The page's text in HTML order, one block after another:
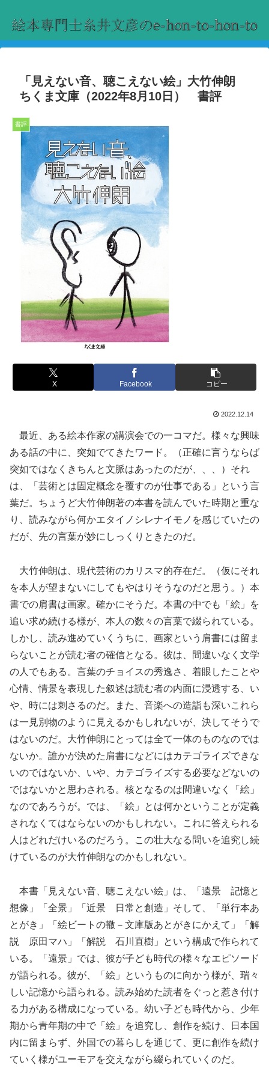
「見えない音、聴こえない絵」大竹伸朗
ちくま文庫（2022年8月10日） 書評
書評
X Facebook コピー
2022.12.14
最近、ある絵本作家の講演会での一コマだ。様々な興味
ある話の中に、突如でてきたワード。（正確に言うならば
突如ではなくきちんと文脈はあったのだが、、、）それ
は、「芸術とは固定概念を覆すのが仕事である」という言
葉だ。ちょうど大竹伸朗著の本書を読んでいた時期と重な
り、読みながら何かエタイノシレナイモノを感じていたの
だが、先の言葉が妙にしっくりときたのだ。
大竹伸朗は、現代芸術のカリスマ的存在だ。（仮にそれ
を本人が望まないにしてもやはりそうなのだと思う。）本
書での肩書は画家。確かにそうだ。本書の中でも「絵」を
追い求め続ける様が、本人の数々の言葉で綴られている。
しかし、読み進めていくうちに、画家という肩書には留ま
らないことが読む者の確信となる。彼は、間違いなく文学
の人でもある。言葉のチョイスの秀逸さ、着眼したことや
心情、情景を表現した叙述は読む者の内面に浸透する、い
や、時には刺さるのだ。また、音楽への造詣も深いこれら
は一見別物のように見えるかもしれないが、決してそうで
はないのだ。大竹伸朗にとっては全て一体のものなのでは
ないか。誰かが決めた肩書になどにはカテゴライズできな
いのではないか、いや、カテゴライズする必要などないの
ではないかと思わされる。核となるのは間違いなく「絵」
なのであろうが。では、「絵」とは何かということが定義
されなくてはならないのかもしれない。これに答えられる
人はどれだけいるのだろう。この壮大なる問いを追究し続
けているのが大竹伸朗なのかもしれない。
本書「見えない音、聴こえない絵」は、「遠景 記憶と
想像」「全景」「近景 日常と創造」そして、「単行本あ
とがき」「絵ビートの轍－文庫版あとがきにかえて」「解
説 原田マハ」「解説 石川直樹」という構成で作られて
いる。「遠景」では、彼が子ども時代の様々なエピソード
が語られる。彼が、「絵」というものに向かう様が、瑞々
しい記憶から語られる。読み始めた読者をぐっと惹き付け
る力がある構成になっている。幼い子ども時代から、少年
期から青年期の中で「絵」を追究し、創作を続け、日本国
内に留まらず、外国での暮らしを通じて、更に創作を続け
ていく様がユーモアを交えながら綴られていくのだ。